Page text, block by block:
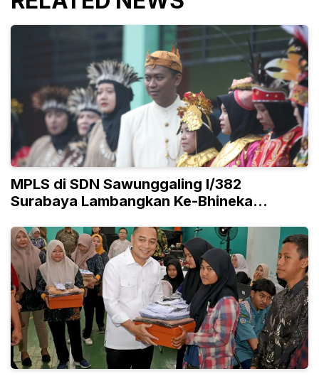
MPLS di SDN Sawunggaling I/382
Surabaya Lambangkan Ke-Bhineka